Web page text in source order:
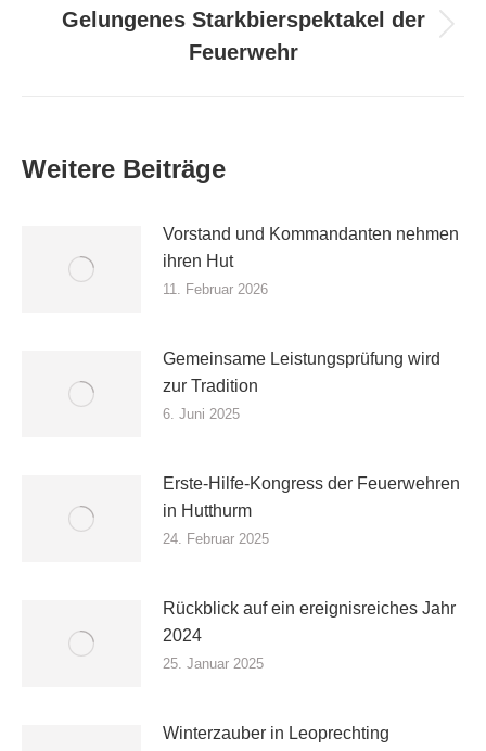
Nächster
Beitrag:
Gelungenes Starkbierspektakel der
Feuerwehr
Weitere Beiträge
Vorstand und Kommandanten nehmen
ihren Hut
11. Februar 2026
Gemeinsame Leistungsprüfung wird
zur Tradition
6. Juni 2025
Erste-Hilfe-Kongress der Feuerwehren
in Hutthurm
24. Februar 2025
Rückblick auf ein ereignisreiches Jahr
2024
25. Januar 2025
Winterzauber in Leoprechting